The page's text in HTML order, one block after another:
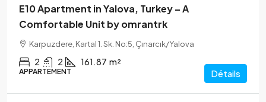
E10 Apartment in Yalova, Turkey – A
Comfortable Unit by omrantrk
Karpuzdere, Kartal 1. Sk. No:5, Çınarcık/Yalova
2 2 161.87 m²
APPARTEMENT Détails